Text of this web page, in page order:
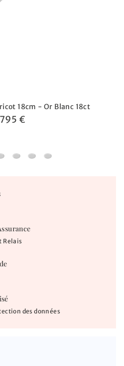
18cm - Or Blanc 18ct
795 €
Haricot 18cm - Or Blanc 18ct
Maillons Bicolores 18cm - Or
Bracelet Elégance - Or Jaune 18ct
Bracelet maille Haricot 18cm -
Bracelet maille Haricot
Bracelet maille
Relais
des données